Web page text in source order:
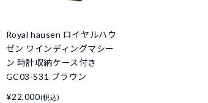
Royal hausen ロイヤルハウ
ゼン ワインディングマシー
ン 時計収納ケース付き
GC03-S31 ブラウン
¥22,000(税込)